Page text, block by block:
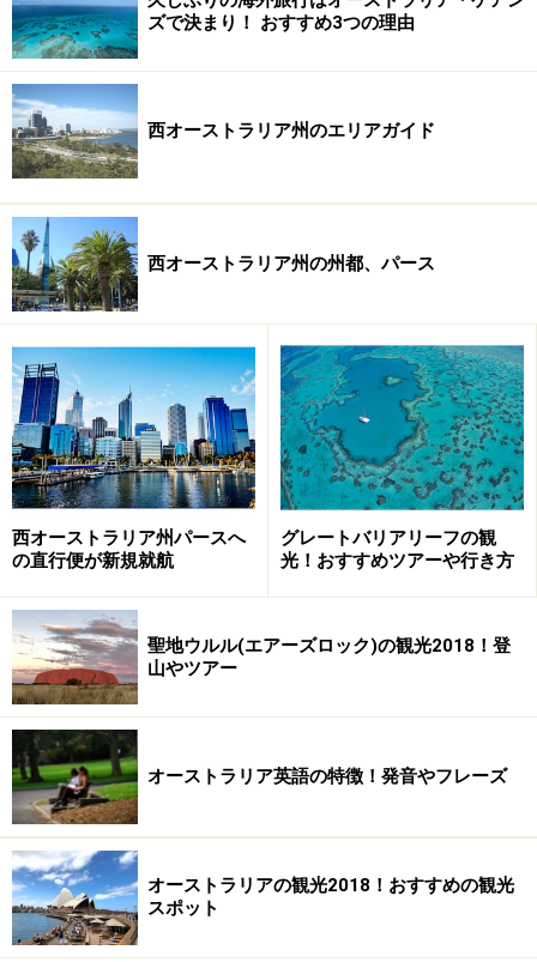
預け荷物がある搭乗者の場合、この割引の適用は不可。
つまり身軽に、手荷物だけで飛行機に乗る人は、安く乗
れるというわけです。メイン・ターゲットは、日帰りや
1泊程度のビジネス客向けなのだと思いますが、利用者
の目的に制限があるわけでありませんので、旅行者でも
もちろんOK。
ちなみにジェットセーバー・ライト適用の手荷物は、通
常の機内持ち込み可能サイズで、最大10kgまで(*)。旅行
荷物をコンパクトにまとめられる達人ならお得！です
ね。
ジェットセーバー・ライト割引第一弾は、オーストラリ
ア国内で2月19日20時から発売開始。5月3日から6月3日
搭乗分の該当フライトに適用される予定です。その後
は、おそらく不定期のセール時などに行われるものと思
いますので、公式サイトをこまめにチェックしてみてく
ださい。
ズで決まり！ おすすめ3つの理由
西オーストラリア州のエリアガイド
西オーストラリア州の州都、パース
西オーストラリア州パースへ
の直行便が新規就航
グレートバリアリーフの観
光！おすすめツアーや行き方
聖地ウルル(エアーズロック)の観光2018！登
山やツアー
オーストラリア英語の特徴！発音やフレーズ
オーストラリアの観光2018！おすすめの観光
スポット